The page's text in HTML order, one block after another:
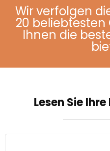
Wir verfolgen
20
Ihnen die
Lesen Sie